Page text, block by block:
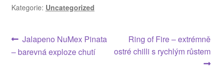
Kategorie: Uncategorized
Navigace
pro
Předchozí
příspěvek:
Jalapeno NuMex Pinata
– barevná exploze chutí
Následující
příspěvek:
Ring of Fire – extrémně
ostré chilli s rychlým růstem